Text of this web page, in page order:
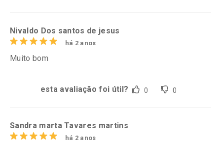
Nivaldo Dos santos de jesus
há 2 anos
Muito bom
esta avaliação foi útil? 0 0
Sandra marta Tavares martins
há 2 anos